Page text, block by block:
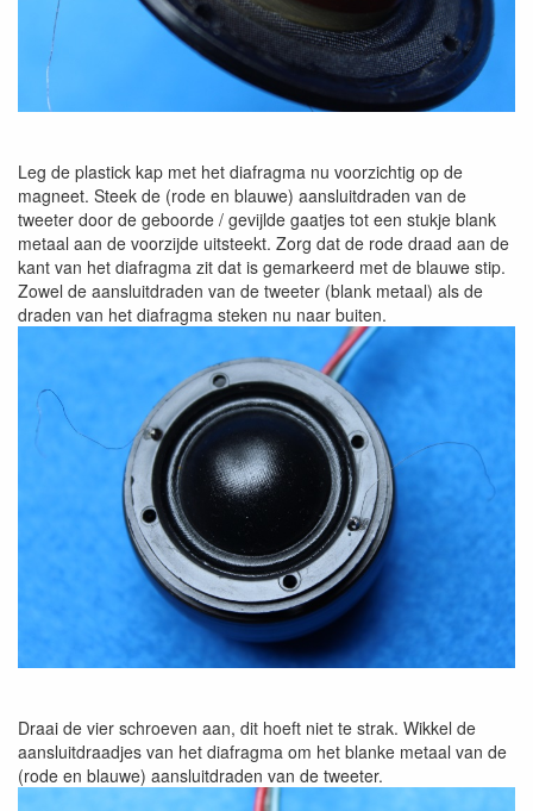
Leg de plastick kap met het diafragma nu voorzichtig op de
magneet. Steek de (rode en blauwe) aansluitdraden van de
tweeter door de geboorde / gevijlde gaatjes tot een stukje blank
metaal aan de voorzijde uitsteekt. Zorg dat de rode draad aan de
kant van het diafragma zit dat is gemarkeerd met de blauwe stip.
Zowel de aansluitdraden van de tweeter (blank metaal) als de
draden van het diafragma steken nu naar buiten.
Draai de vier schroeven aan, dit hoeft niet te strak. Wikkel de
aansluitdraadjes van het diafragma om het blanke metaal van de
(rode en blauwe) aansluitdraden van de tweeter.